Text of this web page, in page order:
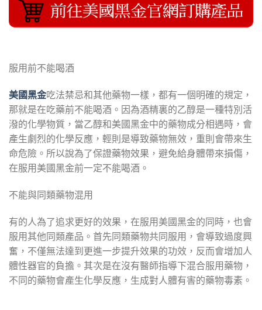
服用前不能喝酒
美國黑金吃法禁忌和其他藥物一樣，都有一個明確的規定，
那就是在吃藥前不能喝酒。因為酒精裏的乙醇是一種特別活
潑的化學物質，當乙醇和美國黑金中的藥物成分相遇時，會
產生劇烈的化學反應，輕則是導致藥物無效，重則會帶來生
命危險。所以說為了保證藥物效果，避免給身體帶來損傷，
在服用美國黑金前一定不能喝酒。
不能與同類藥物混用
有的人為了追求更好的效果，在服用美國黑金的同時，也會
服用其他同類產品。首先同類藥物共同服用，會導致過度興
奮，不僅無法達到更進一步提升效果的功效，反而會增加人
體性器官的負擔。其次是在沒有醫師指導下混合服用藥物，
不同的藥物會產生化學反應，生成對人體有害的藥物毒素。